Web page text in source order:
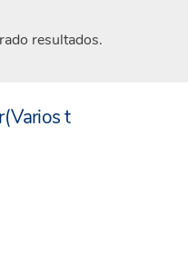
resultados.
t